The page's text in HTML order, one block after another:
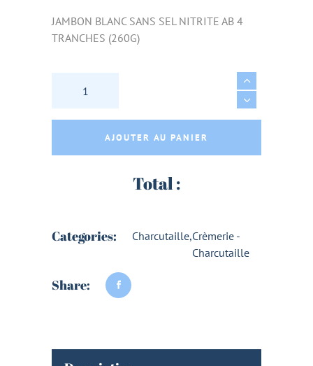
JAMBON BLANC SANS SEL NITRITE AB 4
TRANCHES (260G)
JAMBON BLANC SANS SEL NITRITE AB 4
AJOUTER AU PANIER
Total :
Categories: Charcutaille,Crèmerie -
Charcutaille
Share: